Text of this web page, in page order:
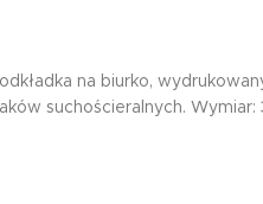
na biurko,
suchościeralnych.